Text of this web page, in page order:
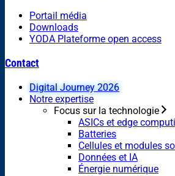
Portail média
Downloads
YODA Plateforme open access
Contact
Digital Journey 2026
Notre expertise
Focus sur la technologie
ASICs et edge
Batteries
Cellules et modules
Données et IA
Énergie numérique